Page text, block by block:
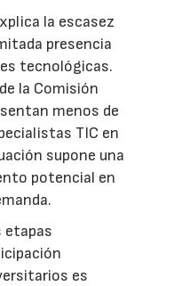
la escasez
presencia
tecnológicas.
la Comisión
menos de
TIC en
supone una
potencial en
etapas
es